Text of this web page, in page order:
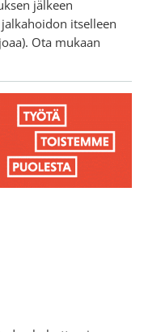
jälkeen
itselleen
Ota mukaan